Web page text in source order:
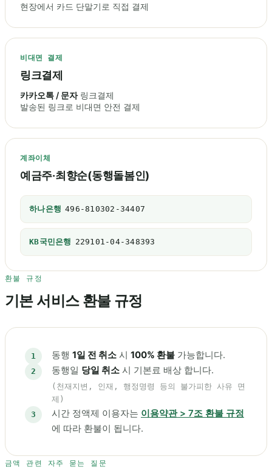
현장에서 카드 단말기로 직접 결제
비대면 결제
링크결제
카카오톡 / 문자링크결제
발송된 링크로 비대면 안전 결제
계좌이체
예금주·최향순(동행돌봄인)
하나은행 496-810302-34407
KB국민은행 229101-04-348393
환불 규정
기본 서비스 환불 규정
동행 1일 전 취소 시 100% 환불 가능합니다.
동행일 당일 취소 시 기본료 배상 합니다.
(천재지변, 인재, 행정명령 등의 불가피한 사유 면
제)
시간 정액제 이용자는 이용약관 > 7조 환불 규정
에 따라 환불이 됩니다.
금액 관련 자주 묻는 질문